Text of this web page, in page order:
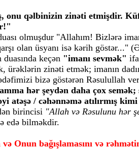
onu qəlbinizin zinəti etmişdir.
olmuşdur "Allahım! Bizlərə
olan üsyanı isə kərih göstər..."
keçən "imanı sevmək"
ürəklərin zinəti etmək; imanın
bizə göstərən Rəsulullah
hər şeydən daha çox
atəşə / cəhənnəmə atılırmış
birincisi "Allah və Rəsulunu hər
edə bilməkdir.
Onun bağışlamasını və